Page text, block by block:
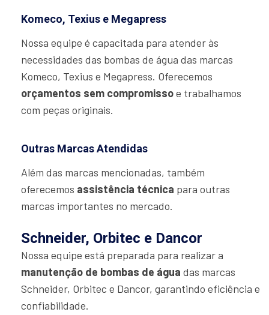
Komeco, Texius e Megapress
Nossa equipe é capacitada para atender às
necessidades das bombas de água das marcas
Komeco, Texius e Megapress. Oferecemos
orçamentos sem compromissoe trabalhamos
com peças originais.
Outras Marcas Atendidas
Além das marcas mencionadas, também
oferecemos assistência técnica para outras
marcas importantes no mercado.
Schneider, Orbitec e Dancor
Nossa equipe está preparada para realizar a
manutenção de bombas de água das marcas
Schneider, Orbitec e Dancor, garantindo eficiência e
confiabilidade.